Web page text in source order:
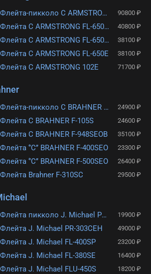
Флейта-пикколо C ARMSTRONG 307 90800 ₽
Флейта C ARMSTRONG FL-650RI 40800 ₽
Флейта C ARMSTRONG FL-650E2 38100 ₽
Флейта C ARMSTRONG FL-650E 38100 ₽
Флейта C ARMSTRONG 102E 71700 ₽
Флейта-пикколо С BRAHNER PF-880S 24900 ₽
Флейта С BRAHNER F-105S 24600 ₽
Флейта C BRAHNER F-948SEOB 35100 ₽
Флейта ‘’C’’ BRAHNER F-400SEO 23300 ₽
Флейта ‘’C’’ BRAHNER F-500SEO 26400 ₽
Флейта Brahner F-310SC 29500 ₽
Флейта пикколо J. Michael PC-400 19900 ₽
Флейта J. Michael PR-303CEH 49000 ₽
Флейта J. Michael FL-400SP 23200 ₽
Флейта J. Michael FL-380SE 16400 ₽
Флейта J. Michael FLU-450S 18200 ₽